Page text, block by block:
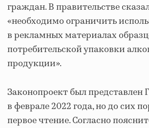
граждан. В правительстве
«необходимо ограничить
в рекламных материалах
потребительской упаковки
продукции».
Законопроект был представлен
в феврале 2022 года, но до сих
первое чтение. Согласно